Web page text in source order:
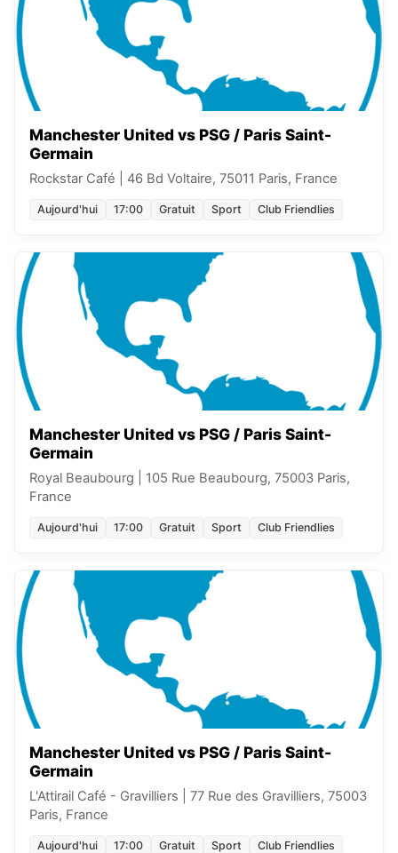
Manchester United vs PSG / Paris Saint-
Germain
Rockstar Café 46 Bd Voltaire, 75011 Paris, France
Aujourd'hui 17:00 Gratuit Sport Club Friendlies
Manchester United vs PSG / Paris Saint-
Germain
Royal Beaubourg
105 Rue Beaubourg, 75003 Paris,
France
Aujourd'hui 17:00 Gratuit Sport Club Friendlies
Manchester United vs PSG / Paris Saint-
Germain
L'Attirail Café - Gravilliers
77 Rue des Gravilliers, 75003
Paris, France
Aujourd'hui 17:00 Gratuit Sport Club Friendlies